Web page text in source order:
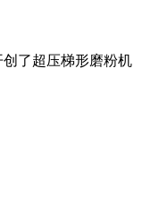
了超压梯形磨粉机